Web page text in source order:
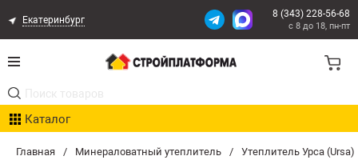
Главная / Минераловатный утеплитель / Утеплитель Урса (Ursa)
Екатеринбург
8 (343) 228-56-68
с 8 до 18, пн-пт
Каталог
Акции
Расчет доставки